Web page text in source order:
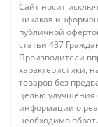
Сайт носит
никакая
публичной
статьи 437
Производители
характеристики,
товаров без
целью улучшения
информации о
необходимо